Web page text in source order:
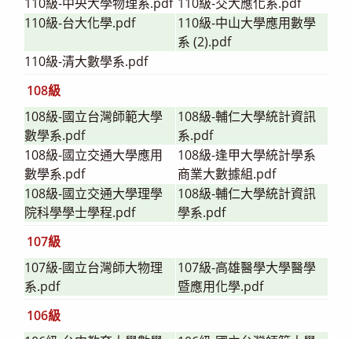
110級-台大化學.pdf
110級-中山大學應用數學
系 (2).pdf
110級-清大數學系.pdf
108級
108級-國立台灣師範大學
數學系.pdf
108級-輔仁大學統計資訊
系.pdf
108級-國立交通大學應用
數學系.pdf
108級-逢甲大學統計學系
商業大數據組.pdf
108級-國立交通大學理學
院科學學士學程.pdf
108級-輔仁大學統計資訊
學系.pdf
107級
107級-國立台灣師大物理
系.pdf
107級-高雄醫學大學醫學
暨應用化學.pdf
106級